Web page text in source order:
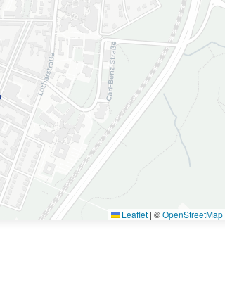
Leaflet | ©OpenStreetMap